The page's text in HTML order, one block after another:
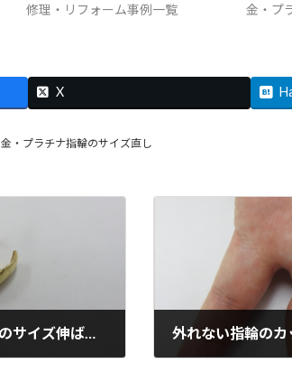
修理・リフォーム事例一覧
金・プ
X
金・プラチナ指輪のサイズ直し
抜けなくなった純金リングのサイズ伸ばし。(190513) 外れない指輪のカ